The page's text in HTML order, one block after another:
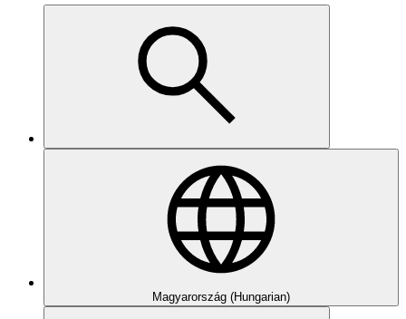
Magyarország (Hungarian)